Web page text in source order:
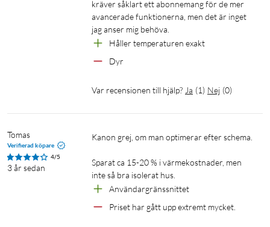
kräver såklart ett abonnemang för de mer
avancerade funktionerna, men det är inget
jag anser mig behöva.
Håller temperaturen exakt
Dyr
Var recensionen till hjälp? Ja (1) Nej (0)
Tomas
Verifierad köpare
4/5
3 år sedan
Kanon grej, om man optimerar efter schema.
Sparat ca 15-20 % i värmekostnader, men
inte så bra isolerat hus.
Användargränssnittet
Priset har gått upp extremt mycket.